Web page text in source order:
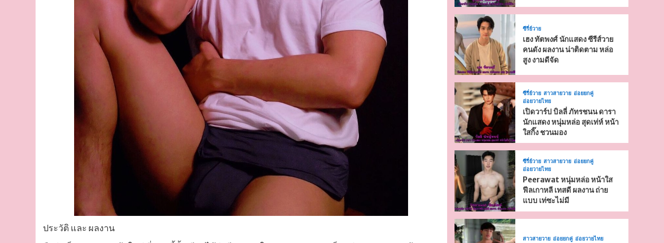
ประวัติ และ ผลงาน
ซีรี่ย์วาย
เฮง ทัตพงศ์ นักแสดง ซีรีส์วาย
คนดัง ผลงาน น่าติดตาม หล่อ
สูง งามดีจัด
ซีรี่ย์วาย สาวสายวาย อ่อยยกคู่
อ่อยวายไทย
เปิดวาร์ป บิลลี่ ภัทรชนน ดารา
นักแสดง หนุ่มหล่อ สุดเท่ห์ หน้า
ใสกิ๊ง ชวนมอง
ซีรี่ย์วาย สาวสายวาย อ่อยยกคู่
อ่อยวายไทย
Peerawat หนุ่มหล่อ หน้าใส
ฟีลเกาหลี เทสดี ผลงาน ถ่าย
แบบ เท่ซะไม่มี
สาวสายวาย อ่อยยกคู่ อ่อยวายไทย